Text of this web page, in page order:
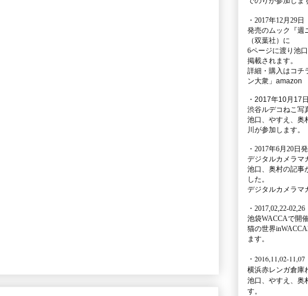
・ 2017年12月29日
発売のムック
『
（双葉社）に
6ページに渡り 池
掲載されます。
詳細・購入はコ
ン大衆」amazon
・2017年10月17
渋谷ルデコねこ写
池口、やすえ、奥
川が参加します。
・2017年6月20日
デジタルカメラマ
池口、奥村の記事
した。
デジタルカメラマ
・2017,02,22-02,26
池袋WACCAで開
猫の世界
ます。
・2016,11,02-11,07
横浜赤レンガ倉庫
池口、やすえ、奥
す。